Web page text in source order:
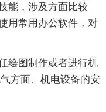
能，涉及方面比较
用常用办公软件，对
绘图制作或者进行机
方面、机电设备的安